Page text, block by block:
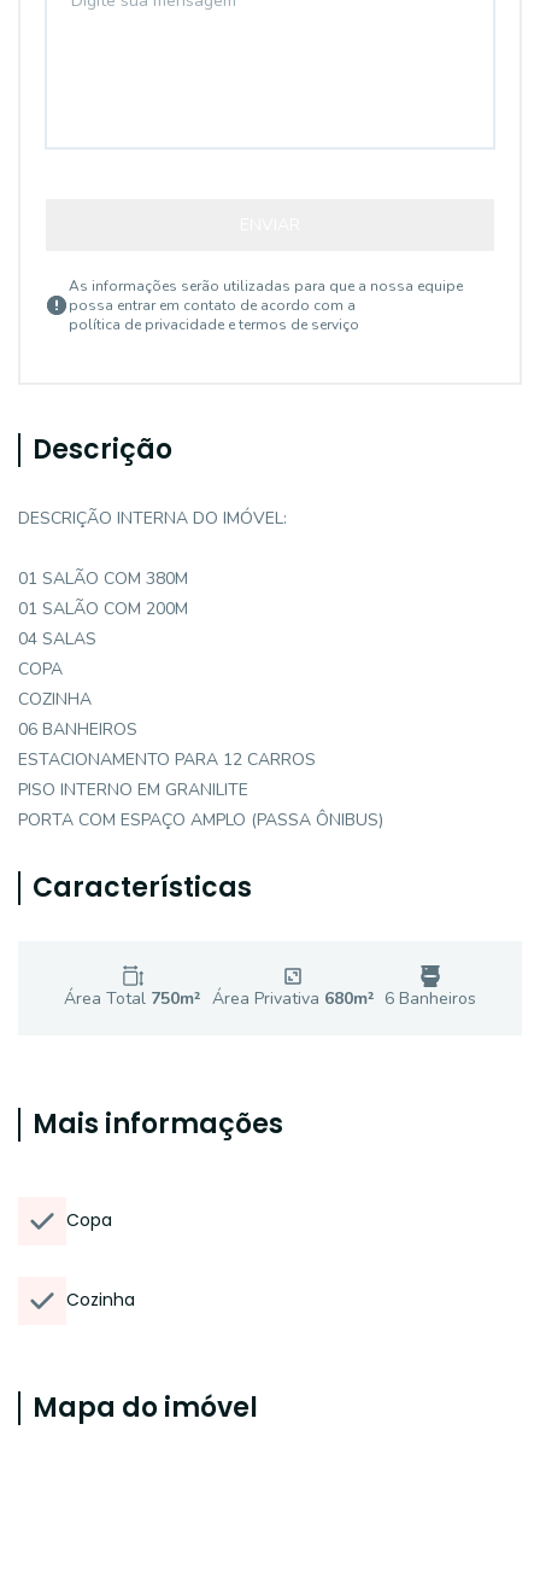
As informações serão utilizadas para que a nossa equipe
possa entrar em contato de acordo com a
política de privacidade e termos de serviço
Descrição
DESCRIÇÃO INTERNA DO IMÓVEL:
01 SALÃO COM 380M
01 SALÃO COM 200M
04 SALAS
COPA
COZINHA
06 BANHEIROS
ESTACIONAMENTO PARA 12 CARROS
PISO INTERNO EM GRANILITE
PORTA COM ESPAÇO AMPLO (PASSA ÔNIBUS)
Características
Área Total 750m² Área Privativa 680m² 6Banheiros
Mais informações
Copa
Cozinha
Mapa do imóvel